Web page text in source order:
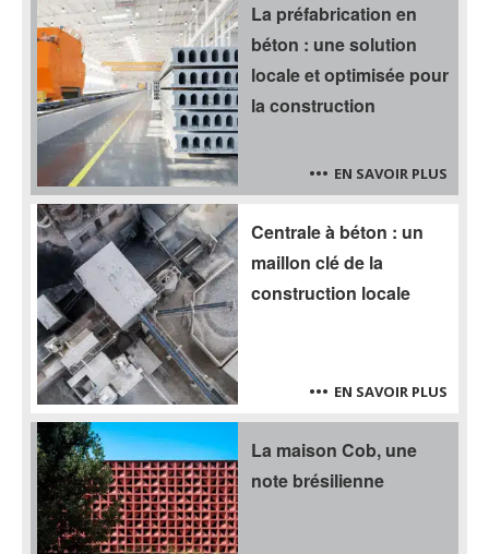
La préfabrication en
béton : une solution
locale et optimisée pour
la construction
EN SAVOIR PLUS
Centrale à béton : un
maillon clé de la
construction locale
EN SAVOIR PLUS
La maison Cob, une
note brésilienne